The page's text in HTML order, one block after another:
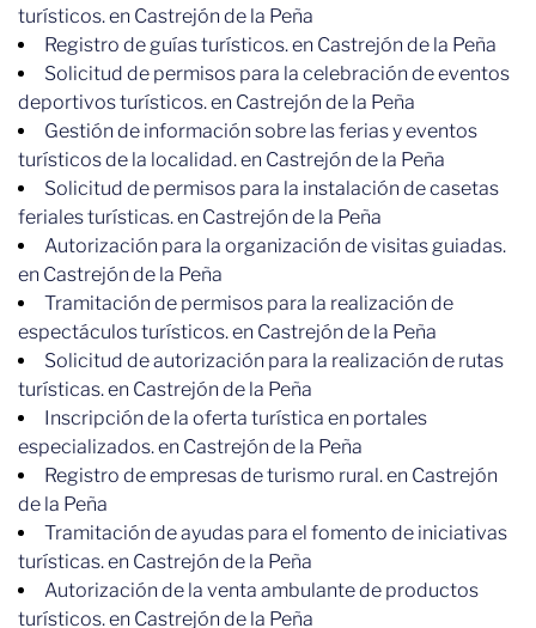
turísticos. en Castrejón de la Peña
Registro de guías turísticos. en Castrejón de la Peña
Solicitud de permisos para la celebración de eventos
deportivos turísticos. en Castrejón de la Peña
Gestión de información sobre las ferias y eventos
turísticos de la localidad. en Castrejón de la Peña
Solicitud de permisos para la instalación de casetas
feriales turísticas. en Castrejón de la Peña
Autorización para la organización de visitas guiadas.
en Castrejón de la Peña
Tramitación de permisos para la realización de
espectáculos turísticos. en Castrejón de la Peña
Solicitud de autorización para la realización de rutas
turísticas. en Castrejón de la Peña
Inscripción de la oferta turística en portales
especializados. en Castrejón de la Peña
Registro de empresas de turismo rural. en Castrejón
de la Peña
Tramitación de ayudas para el fomento de iniciativas
turísticas. en Castrejón de la Peña
Autorización de la venta ambulante de productos
turísticos. en Castrejón de la Peña